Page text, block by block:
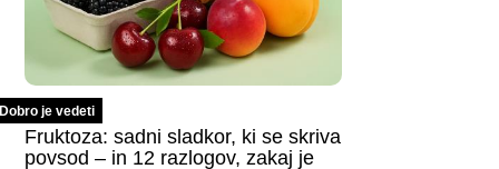
Dobro je vedeti
Fruktoza: sadni sladkor, ki se skriva
povsod – in 12 razlogov, zakaj je